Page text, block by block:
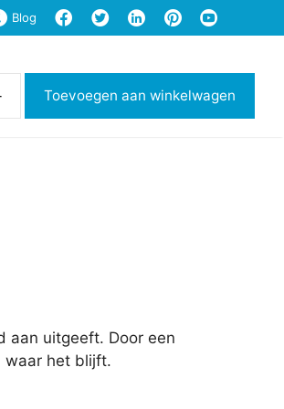
Blog
aan uitgeeft. Door een
waar het blijft.
Toevoegen aan winkelwagen